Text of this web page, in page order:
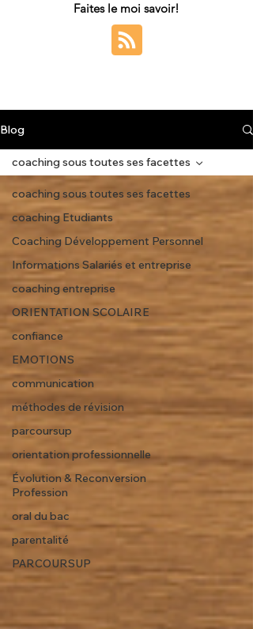
Faites le moi savoir!
Blog
coaching sous toutes ses facettes
coaching Etudiants
Coaching Développement Personnel
Informations Salariés et entreprise
coaching entreprise
ORIENTATION SCOLAIRE
confiance
EMOTIONS
communication
méthodes de révision
parcoursup
orientation professionnelle
Évolution & Reconversion
Profession
oral du bac
parentalité
PARCOURSUP
coaching sous toutes ses facettes